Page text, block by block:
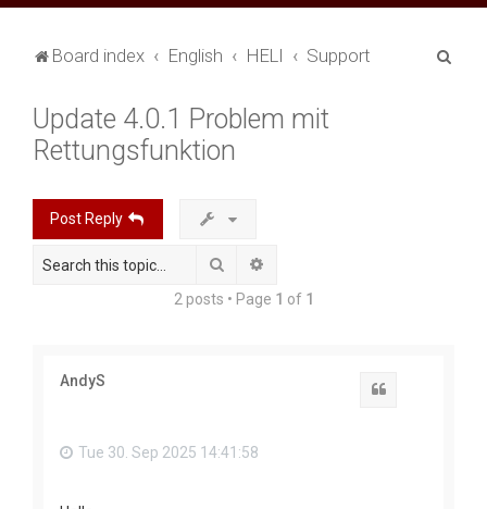
Board index English HELI Support
Update 4.0.1 Problem mit
Rettungsfunktion
Post Reply
Search
2 posts • Page 1 of 1
AndyS
Tue 30. Sep 2025 14:41:58